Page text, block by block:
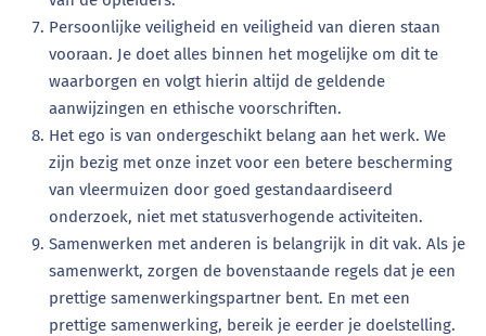
Persoonlijke veiligheid en veiligheid van dieren staan
vooraan. Je doet alles binnen het mogelijke om dit te
waarborgen en volgt hierin altijd de geldende
aanwijzingen en ethische voorschriften.
Het ego is van ondergeschikt belang aan het werk. We
zijn bezig met onze inzet voor een betere bescherming
van vleermuizen door goed gestandaardiseerd
onderzoek, niet met statusverhogende activiteiten.
Samenwerken met anderen is belangrijk in dit vak. Als je
samenwerkt, zorgen de bovenstaande regels dat je een
prettige samenwerkingspartner bent. En met een
prettige samenwerking, bereik je eerder je doelstelling.